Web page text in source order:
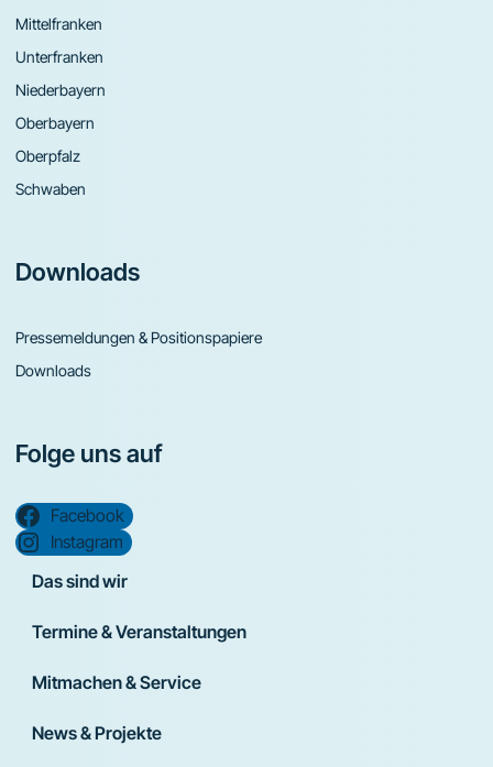
Mittelfranken
Unterfranken
Niederbayern
Oberbayern
Oberpfalz
Schwaben
Downloads
Pressemeldungen & Positionspapiere
Downloads
Folge uns auf
Facebook
Instagram
Das sind wir
Termine & Veranstaltungen
Mitmachen & Service
News & Projekte